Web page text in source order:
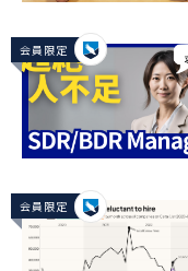
会員限定
会員限定